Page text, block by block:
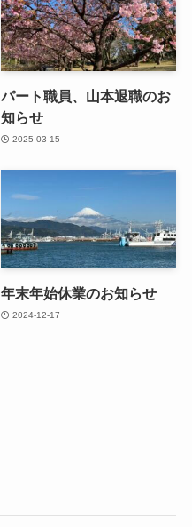
パート職員、山本退職のお
知らせ
2025-03-15
年末年始休業のお知らせ
2024-12-17